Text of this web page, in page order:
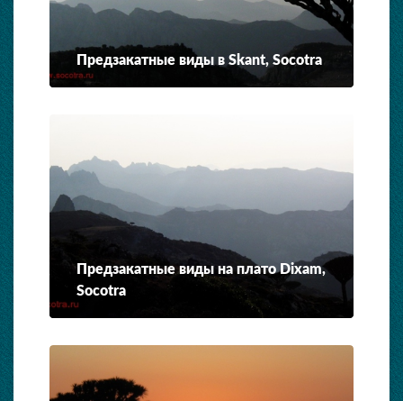
Предзакатные виды в Skant, Socotra
Предзакатные виды на плато Dixam,
Socotra